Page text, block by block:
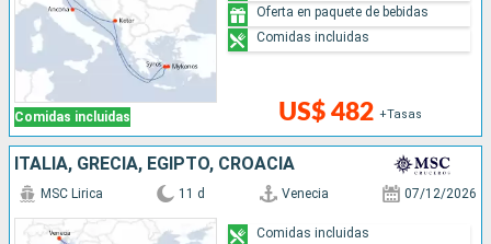
Comidas incluidas US$ 482 +Tasas
Oferta en paquete de bebidas
Comidas incluidas
ITALIA, GRECIA, EGIPTO, CROACIA
MSC Lirica 11 d Venecia 07/12/2026
Comidas incluidas